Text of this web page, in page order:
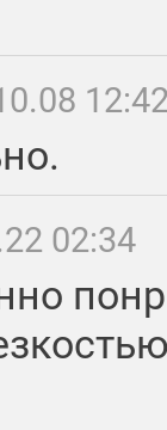
02:34